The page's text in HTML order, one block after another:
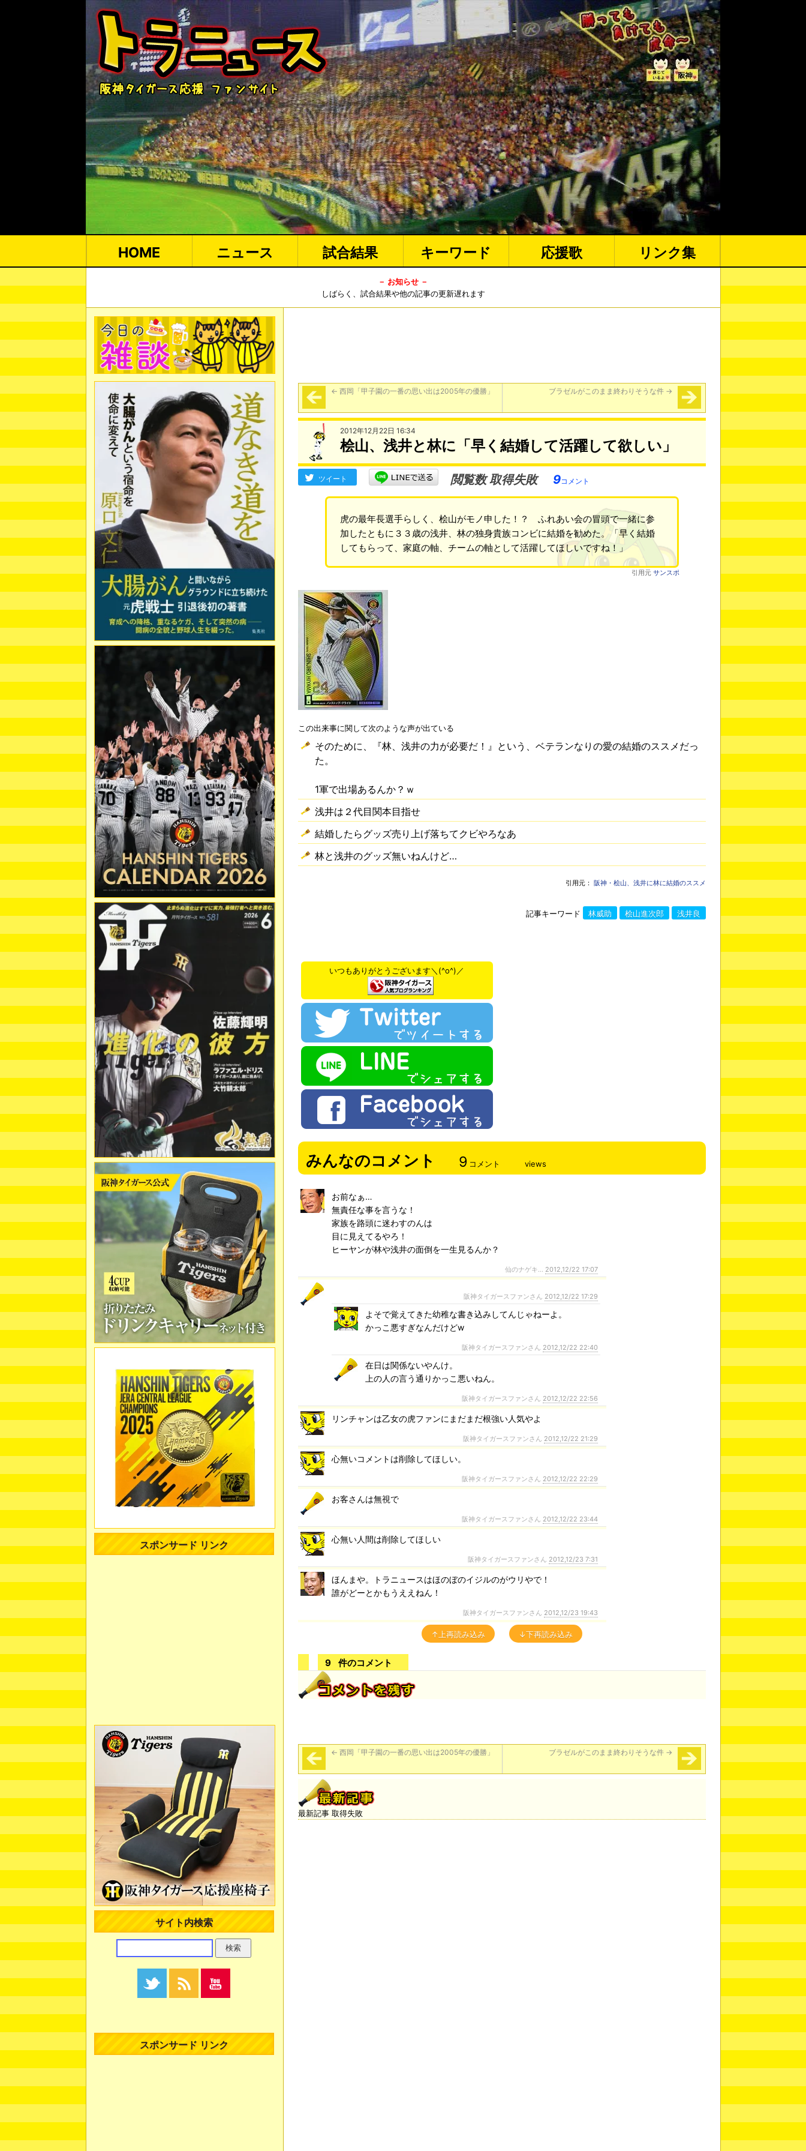
HOME ニュース 試合結果 キーワード 応援歌 リンク集
－ お知らせ －
しばらく、試合結果や他の記事の更新遅れます
← 西岡「甲子園の一番の思い出は2005年の優勝」 ブラゼルがこのまま終わりそうな件 →
2012年12月22日 16:34
桧山、浅井と林に「早く結婚して活躍して欲しい」
ツイート 閲覧数 取得失敗 9コメント
虎の最年長選手らしく、桧山がモノ申した！？ ふれあい会の冒頭で一緒に参
加したともに３３歳の浅井、林の独身貴族コンビに結婚を勧めた。「早く結婚
してもらって、家庭の軸、チームの軸として活躍してほしいですね！」
引用元 サンスポ
この出来事に関して次のような声が出ている
そのために、『林、浅井の力が必要だ！』という、ベテランなりの愛の結婚のススメだっ
た。
1軍で出場あるんか？ｗ
浅井は２代目関本目指せ
結婚したらグッズ売り上げ落ちてクビやろなあ
林と浅井のグッズ無いねんけど…
引用元： 阪神・桧山、浅井に林に結婚のススメ
記事キーワード 林威助 桧山進次郎 浅井良
いつもありがとうございます＼(^o^)／
みんなのコメント 9 コメント views
お前なぁ…
無責任な事を言うな！
家族を路頭に迷わすのんは
目に見えてるやろ！
ヒーヤンが林や浅井の面倒を一生見るんか？
仙のナゲキ… 2012,12/22 17:07
阪神タイガースファンさん 2012,12/22 17:29
よそで覚えてきた幼稚な書き込みしてんじゃねーよ。
かっこ悪すぎなんだけどw
阪神タイガースファンさん 2012,12/22 22:40
在日は関係ないやんけ。
上の人の言う通りかっこ悪いねん。
阪神タイガースファンさん 2012,12/22 22:56
リンチャンは乙女の虎ファンにまだまだ根強い人気やよ
阪神タイガースファンさん 2012,12/22 21:29
心無いコメントは削除してほしい。
阪神タイガースファンさん 2012,12/22 22:29
お客さんは無視で
阪神タイガースファンさん 2012,12/22 23:44
心無い人間は削除してほしい
阪神タイガースファンさん 2012,12/23 7:31
ほんまや。トラニュースはほのぼのイジルのがウリやで！
誰がどーとかもうええねん！
阪神タイガースファンさん 2012,12/23 19:43
↑上再読み込み ↓下再読み込み
9 件のコメント
← 西岡「甲子園の一番の思い出は2005年の優勝」 ブラゼルがこのまま終わりそうな件 →
最新記事 取得失敗
スポンサード リンク
サイト内検索
スポンサード リンク